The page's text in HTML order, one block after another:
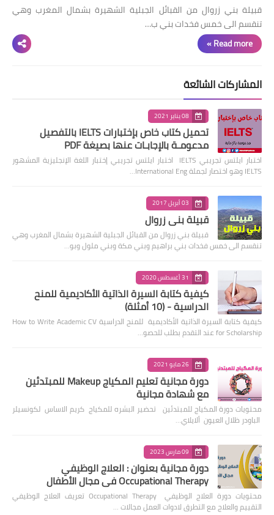
قبيلة بني زروال من القبائل الجبلية الشهيرة بشمال المغرب وهي
تنقسم الى خمس فخدات بني ب…
Read more »
المشاركات الشائعة
08 يناير 2021
تحميل كتاب خاص بإختبارات IELTS بالتفصيل
مدعومـة بالإجابـات عنها بصيغة PDF
اختبار ايلتس تجريبي IELTS اختبار ايلتس تجريبي إختبار اللغة الإنجليزية المشهور
IELTS وهو اختصار لجملة International Eng…
03 أبريل 2017
قبيلة بني زروال
قبيلة بني زروال من القبائل الجبلية الشهيرة بشمال المغرب وهي
تنقسم الى خمس فخدات بني براهيم وبني مكة وبني ملول وبو…
31 أغسطس 2020
كيفية كتابة السيرة الذاتية الأكاديمية للمنح
الدراسية - (10 أمثلة)
كيفية كتابة السيرة الذاتية الأكاديمية للمنح الدراسية How to Write Academic CV
for Scholarship عند التقدم بطلب للحصو…
26 مايو 2021
دورة مجانية تعليم المكياج Makeup للمبتدئين
مع شهادة مجانية
محتويات دورة المكياج للمبتدئين تحضير البشره للمكياج كريم الاساس لكونسيلر
الباودر ظلال العيون ألايلاي…
09 مارس 2023
دورة مجانية بعنوان : العلاج الوظيفي
Occupational Therapy في مجال الأطفال
محتويات دورة العلاج الوظيفي Occupational Therapy تعريف العلاج الوظيفي
التقييم والعلاج مع التطرق لادوات العمل مجالات …